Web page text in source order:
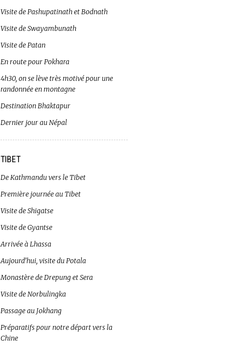
Visite de Pashupatinath et Bodnath
Visite de Swayambunath
Visite de Patan
En route pour Pokhara
4h30, on se lève très motivé pour une
randonnée en montagne
Destination Bhaktapur
Dernier jour au Népal
TIBET
De Kathmandu vers le Tibet
Première journée au Tibet
Visite de Shigatse
Visite de Gyantse
Arrivée à Lhassa
Aujourd’hui, visite du Potala
Monastère de Drepung et Sera
Visite de Norbulingka
Passage au Jokhang
Préparatifs pour notre départ vers la
Chine